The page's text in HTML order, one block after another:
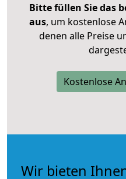
Bitte füllen Sie das
aus, um kostenlose
denen alle Preise
Kostenlose
Wir bieten